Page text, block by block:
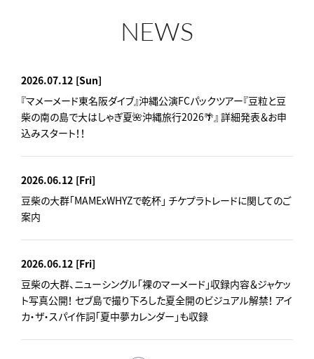
NEWS
2026.07.12 [Sun]
『マメーメード東名阪ダイブ』沖縄公演FCパックツアー『豆粒と豆
柴の南の島で大はしゃぎ夏🌺沖縄旅行2026🌴』 詳細発表＆お申
込みスタート！！
2026.06.12 [Fri]
豆柴の大群「MAMExWHYZで乾杯」 チケプラトレードに関してのご
案内
2026.06.12 [Fri]
豆柴の大群、ニューシングル「裸のマーメード」収録内容＆ジャケッ
ト写真公開！ セブ島で撮り下ろした夏全開のビジュアル解禁！ アイ
カ・ザ・スパイ作詞「夏中夢カレンダー」も収録